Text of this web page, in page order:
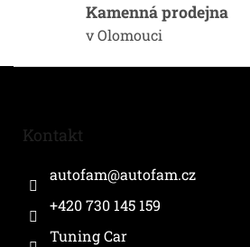
u
Kamenná prodejna
v Olomouci
Kontakt
autofam@autofam.cz
+420 730 145 159
Tuning Car